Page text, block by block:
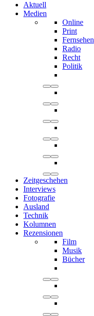
Aktuell
Medien
Online
Print
Fernsehen
Radio
Recht
Politik
Zeitgeschehen
Interviews
Fotografie
Ausland
Technik
Kolumnen
Rezensionen
Film
Musik
Bücher